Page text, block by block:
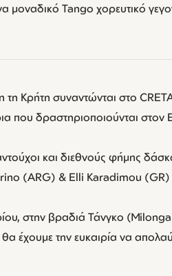
μοναδικό Tango χορευτικό
Κρήτη συναντώνται στο
που δραστηριοποιούνται
και διεθνούς φήμης
(ARG) & Elli Karadimou (GR)
στην βραδιά Τάνγκο
έχουμε την ευκαιρία να